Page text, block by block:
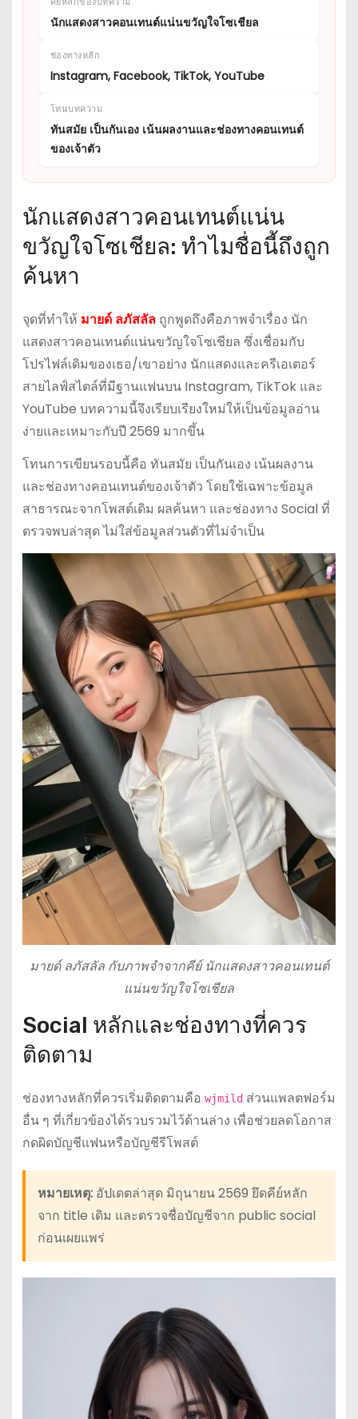
นักแสดงสาวคอนเทนต์แน่นขวัญใจโซเชียล
ช่องทางหลัก
Instagram, Facebook, TikTok, YouTube
โทนบทความ
ทันสมัย เป็นกันเอง เน้นผลงานและช่องทางคอนเทนต์
ของเจ้าตัว
นักแสดงสาวคอนเทนต์แน่น
ขวัญใจโซเชียล: ทำไมชื่อนี้ถึงถูก
ค้นหา
จุดที่ทำให้ มายด์ ลภัสลัลถูกพูดถึงคือภาพจำเรื่อง นัก
แสดงสาวคอนเทนต์แน่นขวัญใจโซเชียล ซึ่งเชื่อมกับ
โปรไฟล์เดิมของเธอ/เขาอย่าง นักแสดงและครีเอเตอร์
สายไลฟ์สไตล์ที่มีฐานแฟนบน Instagram, TikTok และ
YouTube บทความนี้จึงเรียบเรียงใหม่ให้เป็นข้อมูลอ่าน
ง่ายและเหมาะกับปี 2569 มากขึ้น
โทนการเขียนรอบนี้คือ ทันสมัย เป็นกันเอง เน้นผลงาน
และช่องทางคอนเทนต์ของเจ้าตัว โดยใช้เฉพาะข้อมูล
สาธารณะจากโพสต์เดิม ผลค้นหา และช่องทาง Social ที่
ตรวจพบล่าสุด ไม่ใส่ข้อมูลส่วนตัวที่ไม่จำเป็น
มายด์ ลภัสลัล กับภาพจำจากคีย์ นักแสดงสาวคอนเทนต์
แน่นขวัญใจโซเชียล
Social หลักและช่องทางที่ควร
ติดตาม
ช่องทางหลักที่ควรเริ่มติดตามคือ wjmildส่วนแพลตฟอร์ม
อื่น ๆ ที่เกี่ยวข้องได้รวบรวมไว้ด้านล่าง เพื่อช่วยลดโอกาส
กดผิดบัญชีแฟนหรือบัญชีรีโพสต์
หมายเหตุ:อัปเดตล่าสุด มิถุนายน 2569 ยึดคีย์หลัก
จาก title เดิม และตรวจชื่อบัญชีจาก public social
ก่อนเผยแพร่